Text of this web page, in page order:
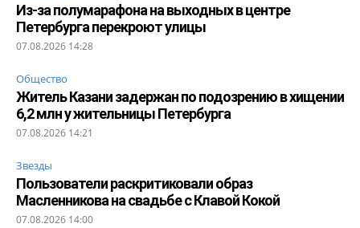
Из-за полумарафона на выходных в центре
Петербурга перекроют улицы
07.08.2026 14:28
Общество
Житель Казани задержан по подозрению в хищении
6,2 млн у жительницы Петербурга
07.08.2026 14:21
Звезды
Пользователи раскритиковали образ
Масленникова на свадьбе с Клавой Кокой
07.08.2026 14:00